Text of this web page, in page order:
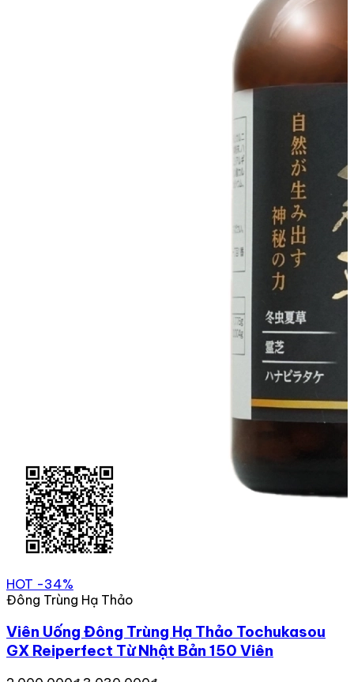
HOT -34%
Đông Trùng Hạ Thảo
Viên Uống Đông Trùng Hạ Thảo Tochukasou
GX Reiperfect Từ Nhật Bản 150 Viên